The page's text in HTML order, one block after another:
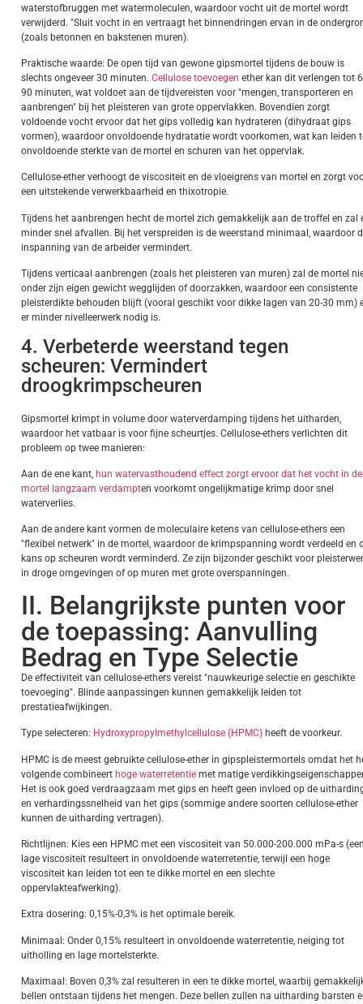
waterstofbruggen met watermoleculen, waardoor vocht uit de mortel wordt
verwijderd. "Sluit vocht in en vertraagt het binnendringen ervan in de
(zoals betonnen en bakstenen muren).
Praktische waarde: De open tijd van gewone gipsmortel tijdens de bouw is
slechts ongeveer 30 minuten. Cellulose toevoegen ether kan dit verlengen tot
90 minuten, wat voldoet aan de tijdvereisten voor "mengen, transporteren en
aanbrengen" bij het pleisteren van grote oppervlakken. Bovendien zorgt
voldoende vocht ervoor dat het gips volledig kan hydrateren (dihydraat gips
vormen), waardoor onvoldoende hydratatie wordt voorkomen, wat kan leiden
onvoldoende sterkte van de mortel en schuren van het oppervlak.
Cellulose-ether verhoogt de viscositeit en de vloeigrens van mortel en zorgt
een uitstekende verwerkbaarheid en thixotropie.
Tijdens het aanbrengen hecht de mortel zich gemakkelijk aan de troffel en zal
minder snel afvallen. Bij het verspreiden is de weerstand minimaal, waardoor
inspanning van de arbeider vermindert.
Tijdens verticaal aanbrengen (zoals het pleisteren van muren) zal de mortel
onder zijn eigen gewicht wegglijden of doorzakken, waardoor een consistente
pleisterdikte behouden blijft (vooral geschikt voor dikke lagen van 20-30 mm)
er minder nivelleerwerk nodig is.
4. Verbeterde weerstand tegen
scheuren: Vermindert
droogkrimpscheuren
Gipsmortel krimpt in volume door waterverdamping tijdens het uitharden,
waardoor het vatbaar is voor fijne scheurtjes. Cellulose-ethers verlichten dit
probleem op twee manieren:
Aan de ene kant, hun watervasthoudend effect zorgt ervoor dat het vocht in de
mortel langzaam verdampten voorkomt ongelijkmatige krimp door snel
waterverlies.
Aan de andere kant vormen de moleculaire ketens van cellulose-ethers een
"flexibel netwerk" in de mortel, waardoor de krimpspanning wordt verdeeld en
kans op scheuren wordt verminderd. Ze zijn bijzonder geschikt voor
in droge omgevingen of op muren met grote overspanningen.
II. Belangrijkste punten voor
de toepassing: Aanvulling
Bedrag en Type Selectie
De effectiviteit van cellulose-ethers vereist "nauwkeurige selectie en geschikte
toevoeging". Blinde aanpassingen kunnen gemakkelijk leiden tot
prestatieafwijkingen.
Type selecteren: Hydroxypropylmethylcellulose (HPMC) heeft de voorkeur.
HPMC is de meest gebruikte cellulose-ether in gipspleistermortels omdat het
volgende combineert hoge waterretentie met matige
Het is ook goed verdraagzaam met gips en heeft geen invloed op de
en verhardingssnelheid van het gips (sommige andere soorten cellulose-ether
kunnen de uitharding vertragen).
Richtlijnen: Kies een HPMC met een viscositeit van 50.000-200.000 mPa-s
lage viscositeit resulteert in onvoldoende waterretentie, terwijl een hoge
viscositeit kan leiden tot een te dikke mortel en een slechte
oppervlakteafwerking).
Extra dosering: 0,15%-0,3% is het optimale bereik.
Minimaal: Onder 0,15% resulteert in onvoldoende waterretentie, neiging tot
uitholling en lage mortelsterkte.
Maximaal: Boven 0,3% zal resulteren in een te dikke mortel, waarbij
bellen ontstaan tijdens het mengen. Deze bellen zullen na uitharding barsten